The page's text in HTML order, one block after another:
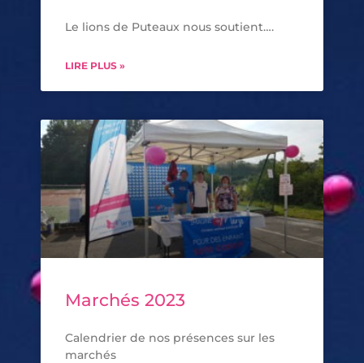
Le lions de Puteaux nous soutient….
LIRE PLUS »
Marchés 2023
Calendrier de nos présences sur les
marchés